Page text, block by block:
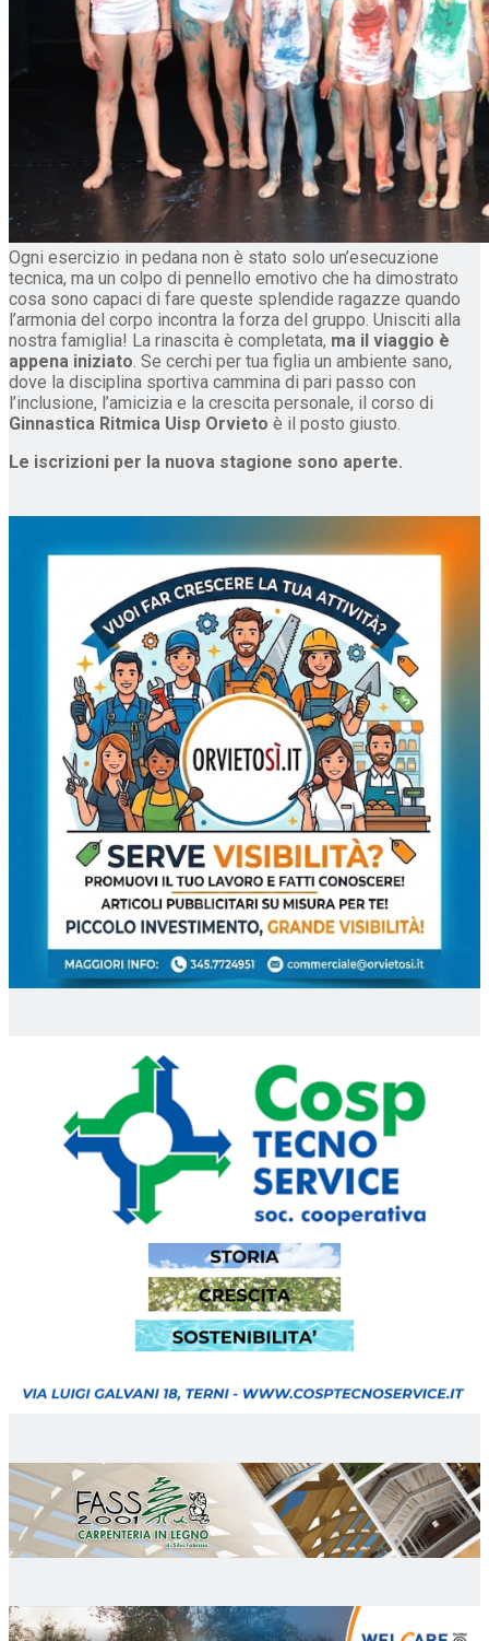
​Ogni esercizio in pedana non è stato solo un’esecuzione
tecnica, ma un colpo di pennello emotivo che ha dimostrato
cosa sono capaci di fare queste splendide ragazze quando
l’armonia del corpo incontra la forza del gruppo. ​Unisciti alla
nostra famiglia! ​La rinascita è completata, ma il viaggio è
appena iniziato. Se cerchi per tua figlia un ambiente sano,
dove la disciplina sportiva cammina di pari passo con
l’inclusione, l’amicizia e la crescita personale, il corso di
Ginnastica Ritmica Uisp Orvieto è il posto giusto.
Le iscrizioni per la nuova stagione sono aperte.